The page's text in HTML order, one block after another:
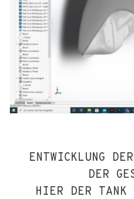
ENTWICKLUNG
DER
HIER DER TANK